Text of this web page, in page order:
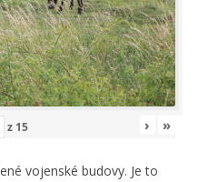
z 15 › »
vojenské budovy. Je to